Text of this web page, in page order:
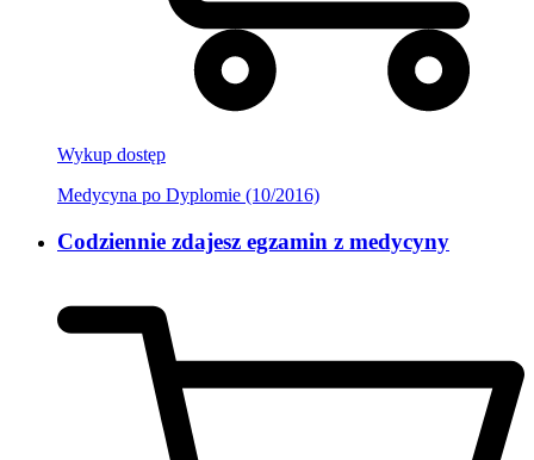
Wykup dostęp
Medycyna po Dyplomie (10/2016)
Codziennie zdajesz egzamin z medycyny